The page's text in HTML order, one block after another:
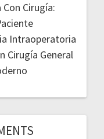
Cirugía:
Intraoperatoria
Cirugía General